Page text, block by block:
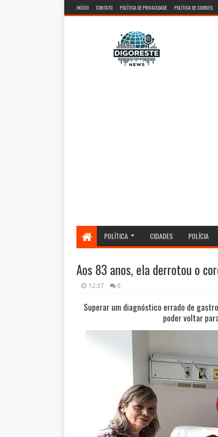
INÍCIO CONTATO POLÍTICA DE PRIVACIDADE POLÍTICA DE COOKIES
POLÍTICA CIDADES POLÍCIA
Aos 83 anos, ela derrotou o
12:37 0
Superar um diagnóstico errado de
poder voltar